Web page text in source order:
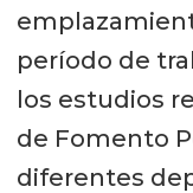
período de
los estudios
de Fomento
diferentes